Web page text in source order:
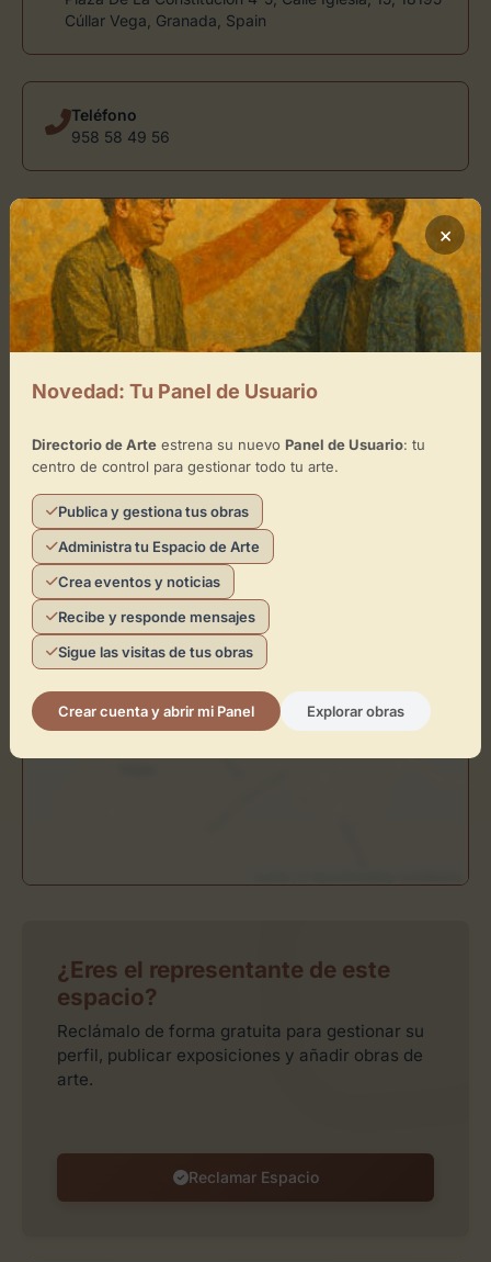
Cúllar Vega, Granada, Spain
Teléfono
958 58 49 56
Sitio Web
es-la.facebook.com
Ubicación de Galería Comercial
Galería Comercial Fernando
+
−
Toca el mapa para interactuar
Activar Mapa
¿Eres el representante de este
espacio?
Reclámalo de forma gratuita para gestionar su
perfil, publicar exposiciones y añadir obras de
arte.
Reclamar Espacio
×
Novedad: Tu Panel de Usuario
Directorio de Arteestrena su nuevo Panel de Usuario: tu
centro de control para gestionar todo tu arte.
Publica y gestiona tus obras
Administra tu Espacio de Arte
Crea eventos y noticias
Recibe y responde mensajes
Sigue las visitas de tus obras
Crear cuenta y abrir mi Panel Explorar obras